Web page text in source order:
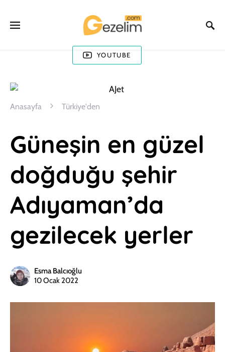
YOUTUBE
Anasayfa Türkiye'den
Güneşin en güzel
doğduğu şehir
Adıyaman’da
gezilecek yerler
Esma Balcıoğlu
10 Ocak 2022